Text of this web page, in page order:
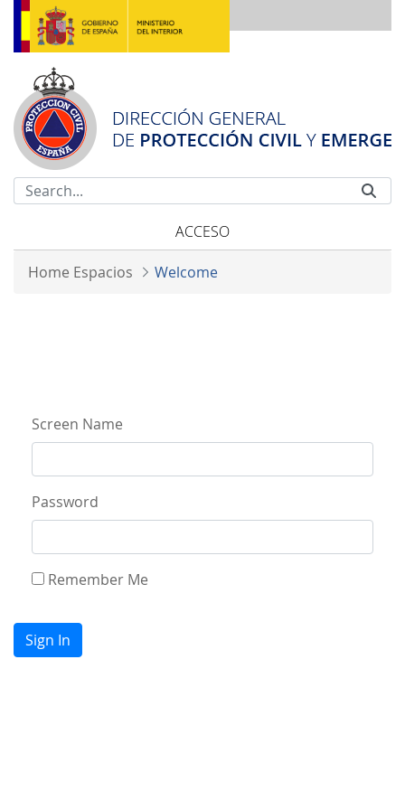
Skip to Main Content
ACCESO
Home Espacios Welcome
Acceso
Screen Name
Password
Remember Me
Sign In